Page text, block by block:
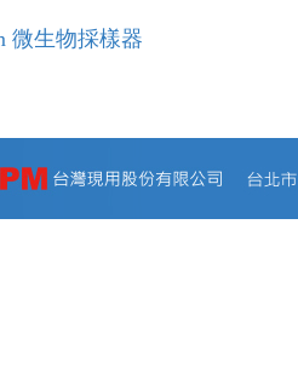
微生物採樣器